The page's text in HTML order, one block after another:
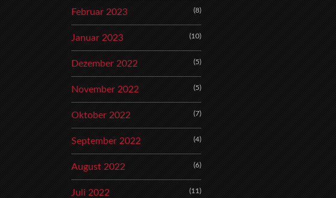
Februar 2023 (8)
Januar 2023 (10)
Dezember 2022 (5)
November 2022 (5)
Oktober 2022 (7)
September 2022 (4)
August 2022 (6)
Juli 2022 (11)